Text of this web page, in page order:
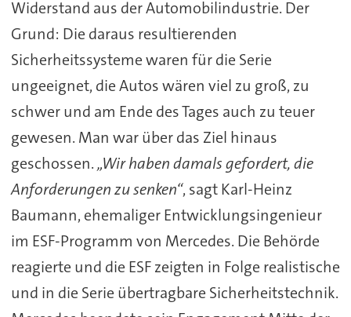
Widerstand aus der Automobilindustrie. Der
Grund: Die daraus resultierenden
Sicherheitssysteme waren für die Serie
ungeeignet, die Autos wären viel zu groß, zu
schwer und am Ende des Tages auch zu teuer
gewesen. Man war über das Ziel hinaus
geschossen.„Wir haben damals gefordert, die
Anforderungen zu senken“, sagt Karl-Heinz
Baumann, ehemaliger Entwicklungsingenieur
im ESF-Programm von Mercedes. Die Behörde
reagierte und die ESF zeigten in Folge realistische
und in die Serie übertragbare Sicherheitstechnik.